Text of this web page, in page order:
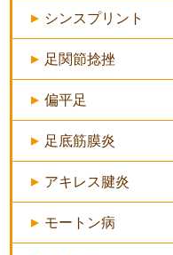
シンスプリント
足関節捻挫
偏平足
足底筋膜炎
アキレス腱炎
モートン病